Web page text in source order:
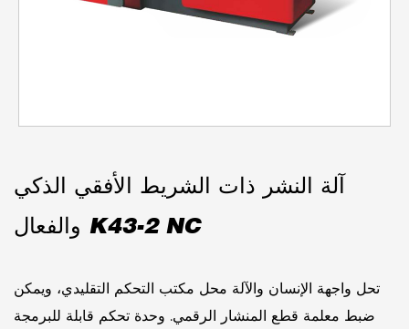
آلة النشر ذات الشريط الأفقي الذكي
والفعال K43-2 NC
تحل واجهة الإنسان والآلة محل مكتب التحكم التقليدي، ويمكن
ضبط معلمة قطع المنشار الرقمي. وحدة تحكم قابلة للبرمجة